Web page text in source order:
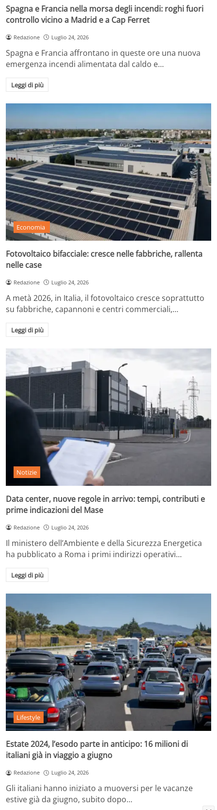
Spagna e Francia nella morsa degli incendi: roghi fuori
controllo vicino a Madrid e a Cap Ferret
Redazione Luglio 24, 2026
Spagna e Francia affrontano in queste ore una nuova
emergenza incendi alimentata dal caldo e…
Leggi di più
Economia
Fotovoltaico bifacciale: cresce nelle fabbriche, rallenta
nelle case
Redazione Luglio 24, 2026
A metà 2026, in Italia, il fotovoltaico cresce soprattutto
su fabbriche, capannoni e centri commerciali,…
Leggi di più
Notizie
Data center, nuove regole in arrivo: tempi, contributi e
prime indicazioni del Mase
Redazione Luglio 24, 2026
Il ministero dell’Ambiente e della Sicurezza Energetica
ha pubblicato a Roma i primi indirizzi operativi…
Leggi di più
Lifestyle
Estate 2024, l’esodo parte in anticipo: 16 milioni di
italiani già in viaggio a giugno
Redazione Luglio 24, 2026
Gli italiani hanno iniziato a muoversi per le vacanze
estive già da giugno, subito dopo…